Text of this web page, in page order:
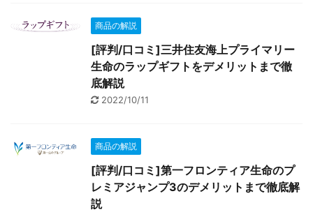
商品の解説
[評判/口コミ]三井住友海上プライマリー
生命のラップギフトをデメリットまで徹
底解説
2022/10/11
商品の解説
[評判/口コミ]第一フロンティア生命のプ
レミアジャンプ3のデメリットまで徹底解
説